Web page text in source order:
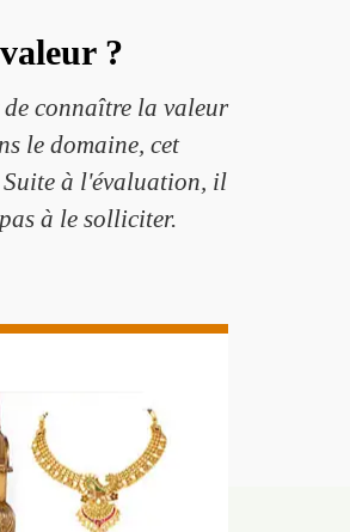
?
de connaître la valeur
le domaine, cet
Suite à l'évaluation, il
à le solliciter.